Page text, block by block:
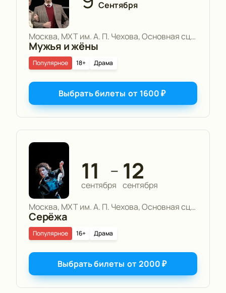
Сентября
Москва, МХТ им. А. П. Чехова, Основная сцена
Мужья и жёны
18+ Драма
Популярное
Выбрать билеты от 1600₽
11
сентября
— 12
сентября
Москва, МХТ им. А. П. Чехова, Основная сцена
Серёжа
16+ Драма
Популярное
Выбрать билеты от2000₽